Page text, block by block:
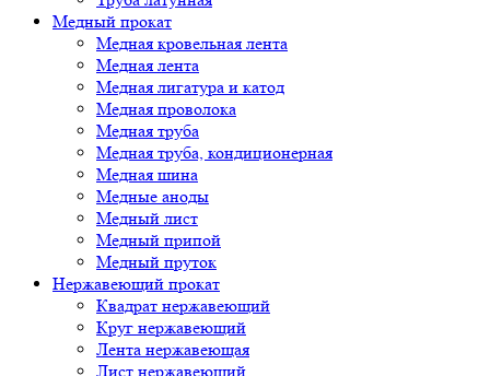
Медный прокат
Медная кровельная лента
Медная лента
Медная лигатура и катод
Медная проволока
Медная труба
Медная труба, кондиционерная
Медная шина
Медные аноды
Медный лист
Медный припой
Медный пруток
Нержавеющий прокат
Квадрат нержавеющий
Круг нержавеющий
Лента нержавеющая
Лист нержавеющий